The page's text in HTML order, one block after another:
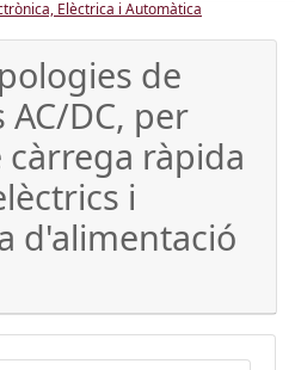
Elèctrica i Automàtica
de
DC, per
càrrega ràpida
i
d'alimentació